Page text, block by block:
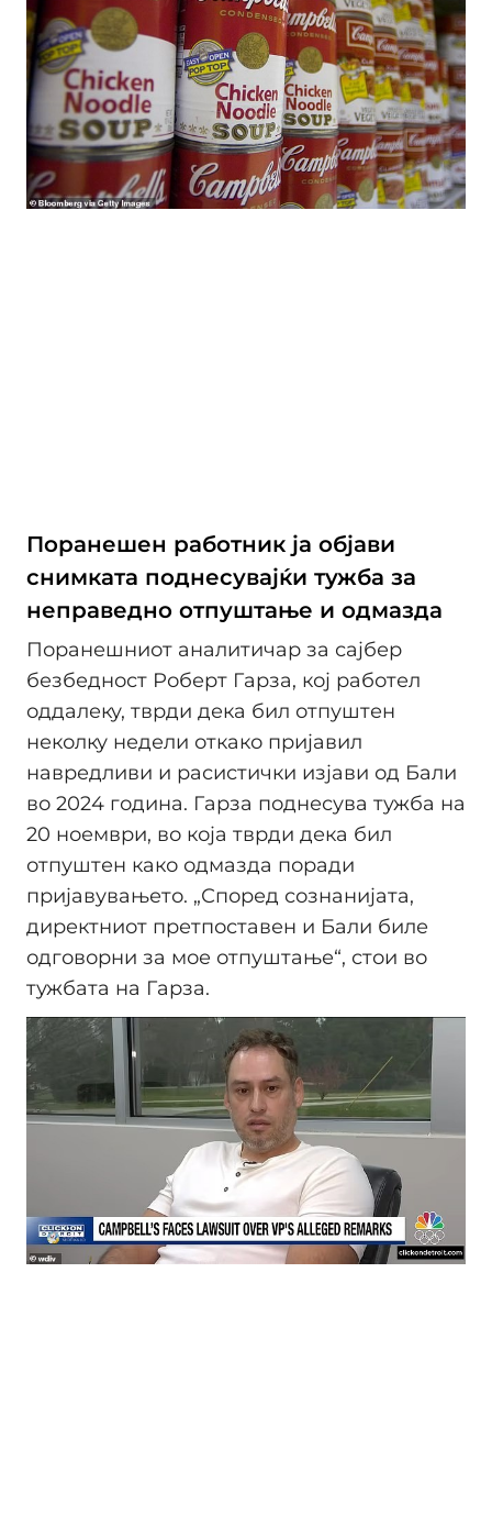
Поранешен работник ја објави
снимката поднесувајќи тужба за
неправедно отпуштање и одмазда
Поранешниот аналитичар за сајбер
безбедност Роберт Гарза, кој работел
оддалеку, тврди дека бил отпуштен
неколку недели откако пријавил
навредливи и расистички изјави од Бали
во 2024 година. Гарза поднесува тужба на
20 ноември, во која тврди дека бил
отпуштен како одмазда поради
пријавувањето. „Според сознанијата,
директниот претпоставен и Бали биле
одговорни за мое отпуштање“, стои во
тужбата на Гарза.